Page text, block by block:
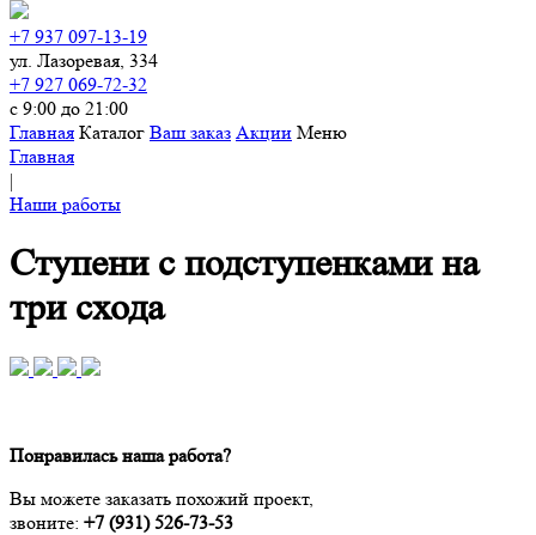
+7 937 097-13-19
ул. Лазоревая, 334
+7 927 069-72-32
с 9:00 до 21:00
Главная Каталог Ваш заказ Акции Меню
Главная
|
Наши работы
Ступени с подступенками на
три схода
Понравилась наша работа?
Вы можете заказать похожий проект,
звоните: +7 (931) 526-73-53